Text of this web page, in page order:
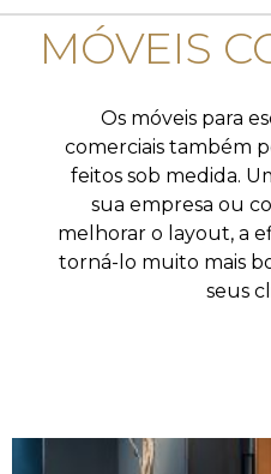
MÓVEIS
Os móveis para
comerciais também
feitos sob medida.
sua empresa ou
melhorar o layout, a
torná-lo muito mais
seus